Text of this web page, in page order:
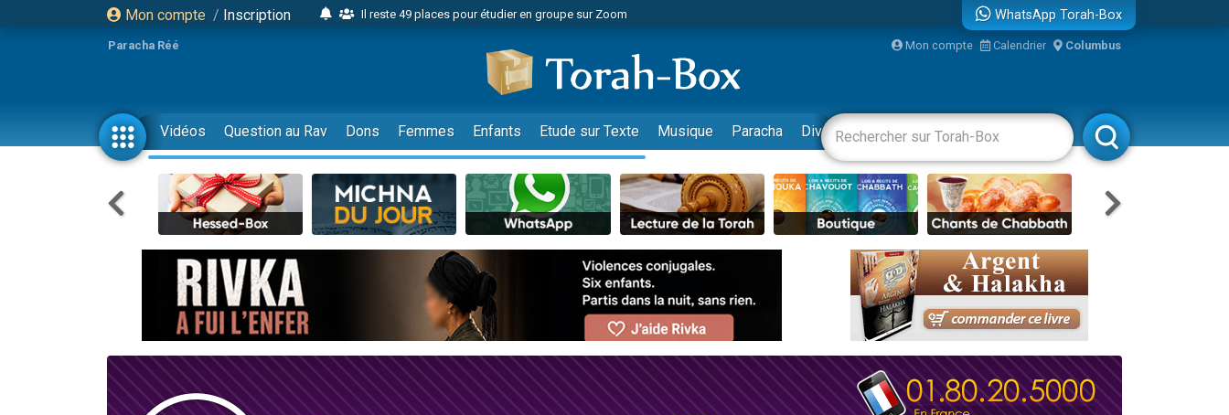
Mon compte / Inscription
Il reste 49 places pour étudier en groupe sur Zoom
2 personnes viennent de nous rejoindre sur WhatsApp
6 personnes viennent de nous rejoindre sur WhatsApp
4 personnes viennent de faire un don pour Reloger Rivka, 6 enfants, victime de violences...
2 personnes viennent de faire un don pour 1 Journée de Vacances Pour les Enfants
17 personnes viennent de demander une bénédiction
4 personnes viennent de nous rejoindre sur WhatsApp
Il reste 49 places pour étudier en groupe sur Zoom
Eva vient de donner son Maasser
4 personnes viennent de nous rejoindre sur WhatsApp
3 personnes viennent de nous rejoindre sur WhatsApp
Odaya vient de donner son Maasser
3 personnes viennent de faire un don pour 5 jours de vacances aux Orphelins
2 personnes viennent de nous rejoindre sur WhatsApp
WhatsApp Torah-Box
Paracha Réé Mon compte Calendrier Columbus
Vidéos Question au Rav Dons Femmes Enfants Etude sur Texte Musique Paracha Divertissements Livres Rabbanim